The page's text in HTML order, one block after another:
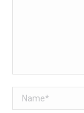
Name *